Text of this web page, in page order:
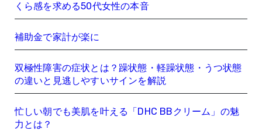
くら感を求める50代女性の本音
補助金で家計が楽に
双極性障害の症状とは？躁状態・軽躁状態・うつ状態
の違いと見逃しやすいサインを解説
忙しい朝でも美肌を叶える「DHC BBクリーム」の魅
力とは？